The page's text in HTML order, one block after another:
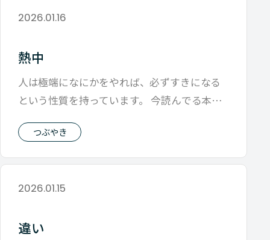
2026.01.16
熱中
人は極端になにかをやれば、必ずすきになる
という性質を持っています。 今読んでる本に
つぶやき
2026.01.15
違い